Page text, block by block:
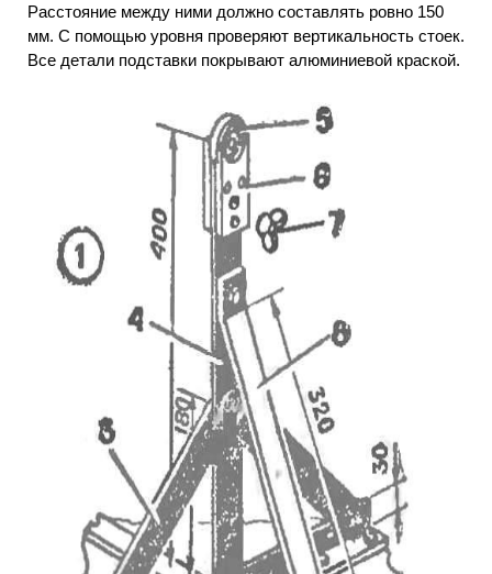
Расстояние между ними должно составлять ровно 150
мм. С помощью уровня проверяют вертикальность стоек.
Все детали подставки покрывают алюминиевой краской.